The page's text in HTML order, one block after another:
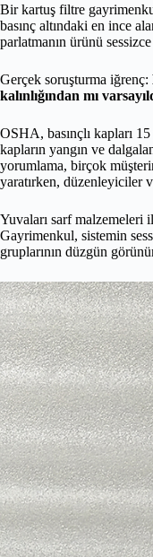
Bir kartuş filtre
basınç altındaki en ince
parlatmanın ürünü
Gerçek soruşturma iğrenç:
kalınlığından mı
OSHA, basınçlı kapları
kapların yangın ve
yorumlama, birçok
yaratırken, düzenleyiciler
Yuvaları sarf malzemeleri
Gayrimenkul, sistemin
gruplarının düzgün